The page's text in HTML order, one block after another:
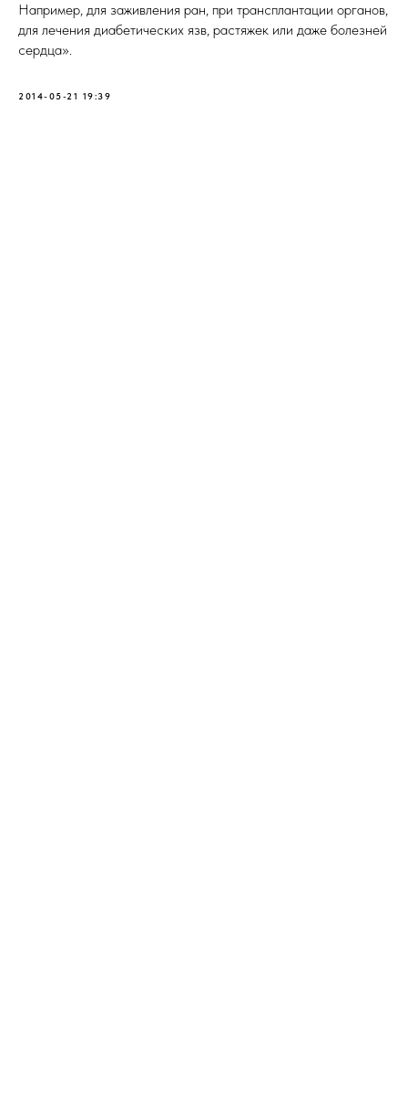
Например, для заживления ран, при трансплантации органов,
для лечения диабетических язв, растяжек или даже болезней
сердца».
2014-05-21 19:39